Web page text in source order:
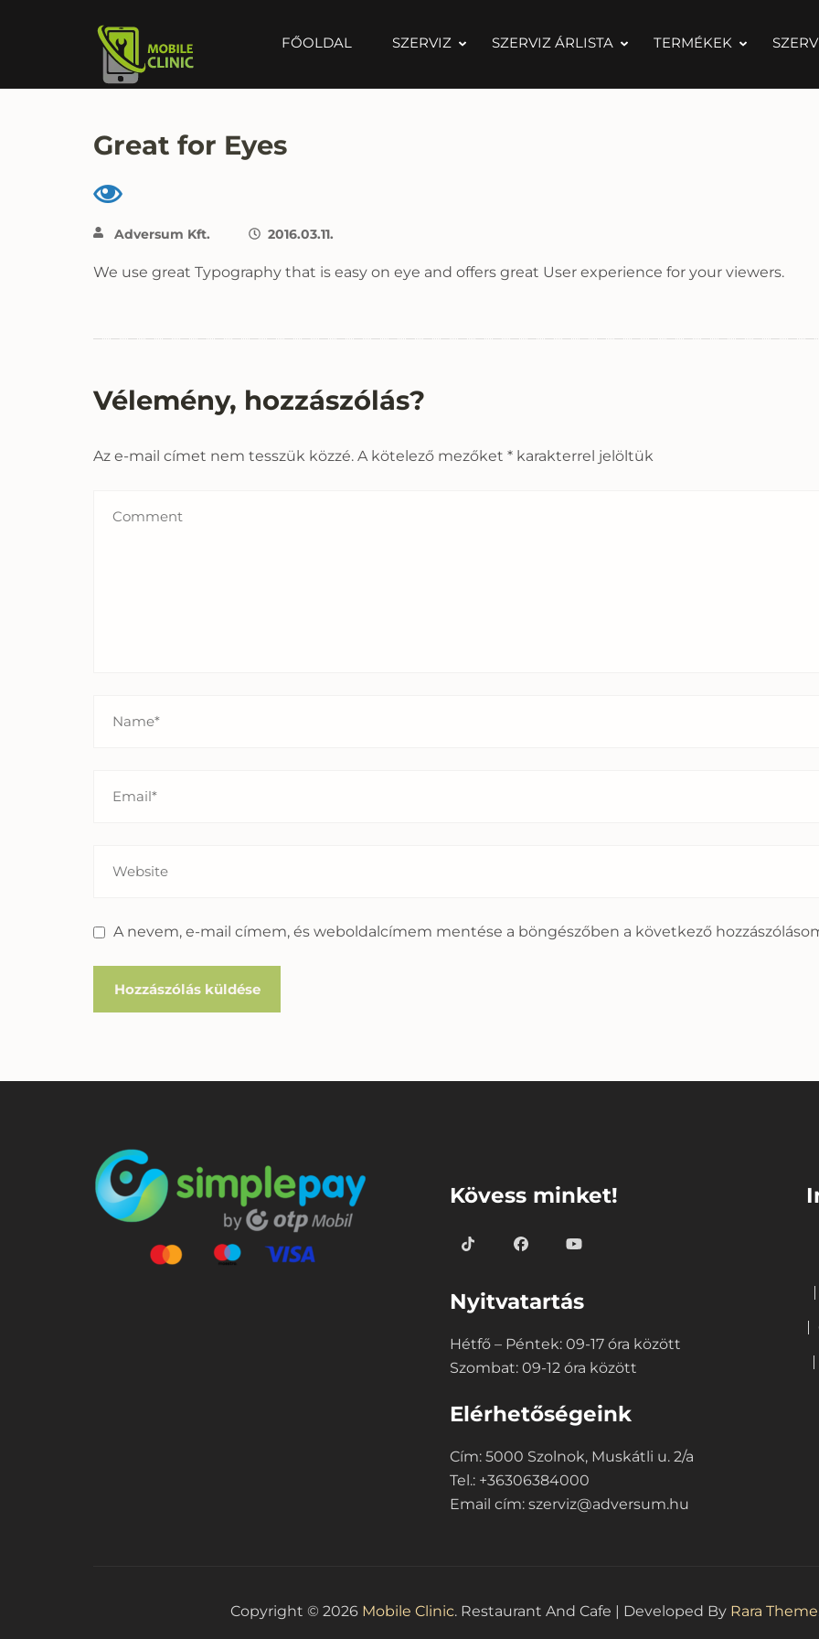
FŐOLDAL SZERVIZ SZERVIZ ÁRLISTA TERMÉKEK
Great for Eyes
Adversum Kft. 2016.03.11.
We use great Typography that is easy on eye and offers great User experience for your viewers.
Vélemény, hozzászólás?
Az e-mail címet nem tesszük közzé. A kötelező mezőket * karakterrel jelöltük
A nevem, e-mail címem, és weboldalcímem mentése a böngészőben a következő
Kövess minket!
Nyitvatartás
Hétfő – Péntek: 09-17 óra között
Szombat: 09-12 óra között
Elérhetőségeink
Cím: 5000 Szolnok, Muskátli u. 2/a
Tel.: +36306384000
Email cím: szerviz@adversum.hu
Copyright © 2026 Mobile Clinic. Restaurant And Cafe | Developed By Rara Theme